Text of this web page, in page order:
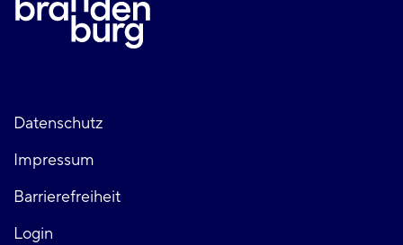
Fußzeile
links
Datenschutz
Impressum
Barrierefreiheit
Login